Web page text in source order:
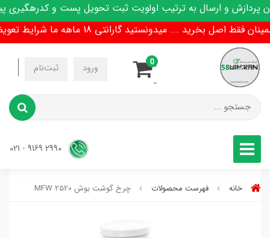
و ارسال به ترتیب اولویت ثبت تحویل پست و کدرهگیری
اصل بخرید ... میدونستید گارانتی 18 ماهه ما شرایط تعویض هم داره !
ورود ثبت‌نام
-
-
0
خانه فهرست محصولات چرخ گوشت بوش MFW 2520